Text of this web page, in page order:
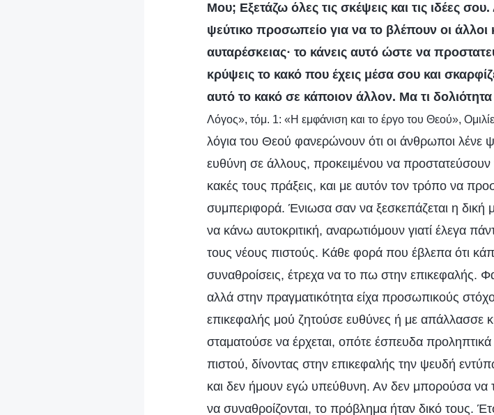
Μου; Εξετάζω όλες τις σκέψεις και τις ιδέες
ψεύτικο προσωπείο για να το βλέπουν οι άλλοι
αυταρέσκειας· το κάνεις αυτό ώστε να
κρύψεις το κακό που έχεις μέσα σου και
αυτό το κακό σε κάποιον άλλον. Μα τι
Λόγος», τόμ. 1: «Η εμφάνιση και το έργο του Θεού»,
λόγια του Θεού φανερώνουν ότι οι άνθρωποι λένε
ευθύνη σε άλλους, προκειμένου να
κακές τους πράξεις, και με αυτόν τον τρόπο να
συμπεριφορά. Ένιωσα σαν να ξεσκεπάζεται η δική
να κάνω αυτοκριτική, αναρωτιόμουν γιατί έλεγα
τους νέους πιστούς. Κάθε φορά που έβλεπα ότι
συναθροίσεις, έτρεχα να το πω στην επικεφαλής.
αλλά στην πραγματικότητα είχα προσωπικούς
επικεφαλής μού ζητούσε ευθύνες ή με απάλλασσε
σταματούσε να έρχεται, οπότε έσπευδα
πιστού, δίνοντας στην επικεφαλής την ψευδή
και δεν ήμουν εγώ υπεύθυνη. Αν δεν μπορούσα να
να συναθροίζονται, το πρόβλημα ήταν δικό τους.